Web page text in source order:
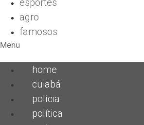
esportes
agro
famosos
Menu
home
cuiabá
polícia
política